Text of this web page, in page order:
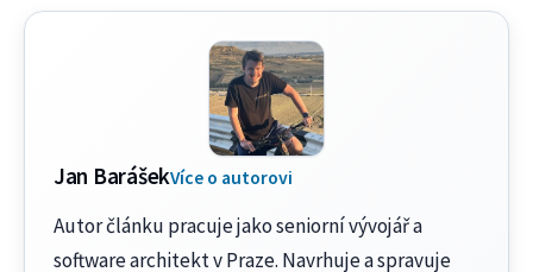
Jan BarášekVíce o autorovi
Autor článku pracuje jako seniorní vývojář a
software architekt v Praze. Navrhuje a spravuje